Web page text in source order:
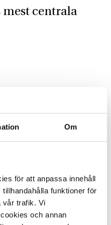
Om
för att anpassa innehåll
funktioner för
vår trafik. Vi
och annan
mest centrala
denna rymliga och ljusa,
möjlighet för dig som
meter från saluhallen,
hamnen och stränderna;
placerad endast 15
flygplats och 20
vilket gör den idealisk